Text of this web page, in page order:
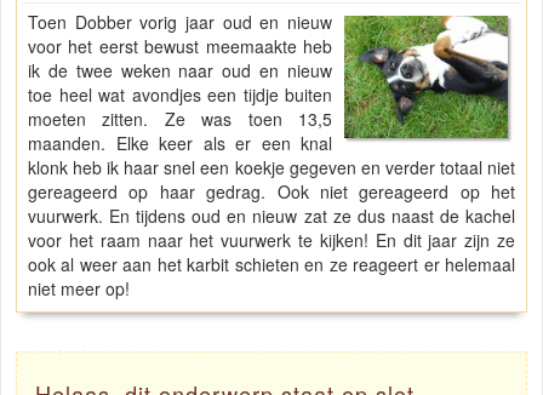
Toen Dobber vorig jaar oud en nieuw
voor het eerst bewust meemaakte heb
ik de twee weken naar oud en nieuw
toe heel wat avondjes een tijdje buiten
moeten zitten. Ze was toen 13,5
maanden. Elke keer als er een knal
klonk heb ik haar snel een koekje gegeven en verder totaal niet
gereageerd op haar gedrag. Ook niet gereageerd op het
vuurwerk. En tijdens oud en nieuw zat ze dus naast de kachel
voor het raam naar het vuurwerk te kijken! En dit jaar zijn ze
ook al weer aan het karbit schieten en ze reageert er helemaal
niet meer op!